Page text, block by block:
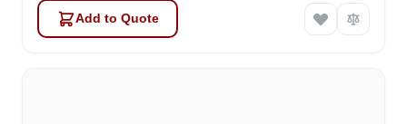
Add to Quote